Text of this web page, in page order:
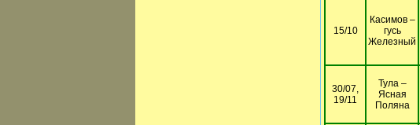
15/10
Касимов –
гусь
Железный
30/07,
19/11
Тула –
Ясная
Поляна